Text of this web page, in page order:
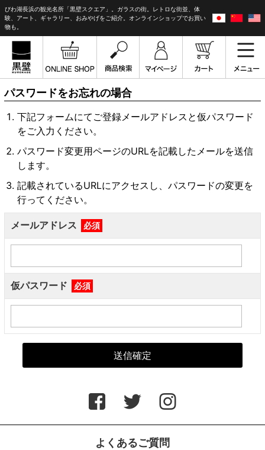
びわ湖長浜の観光名所「黒壁スクエア」。ガラスの街。レトロな街並、体
験、アート、ギャラリー、おみやげをご紹介。オンラインショップでお買い
物も。
パスワードをお忘れの場合
下記フォームにてご登録メールアドレスと仮パスワード
をご入力ください。
パスワード変更用ページのURLを記載したメールを送信
します。
記載されているURLにアクセスし、パスワードの変更を
行ってください。
メールアドレス 必須
仮パスワード 必須
よくあるご質問